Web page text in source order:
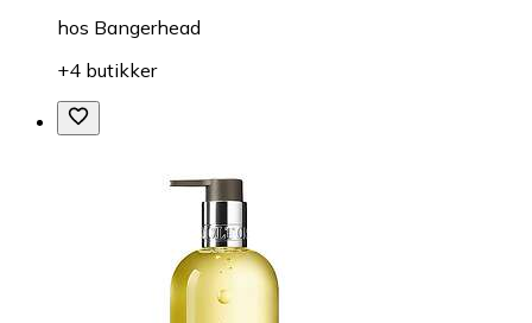
hos Bangerhead
+4 butikker